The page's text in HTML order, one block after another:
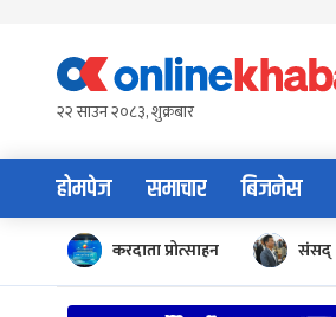
content२२ साउन २०८३, शुक्रबार
होमपेज समाचार बिजनेस
करदाता प्रोत्साहन संसद्